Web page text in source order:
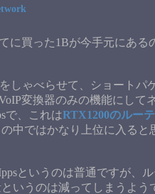
に買った1Bが今手元にある
しゃべらせて、ショートパ
変換器のみの機能にして
で、これはRTX1200のルー
中ではかなり上位に入ると
というのは普通ですが、
いうのは減ってしまうよう